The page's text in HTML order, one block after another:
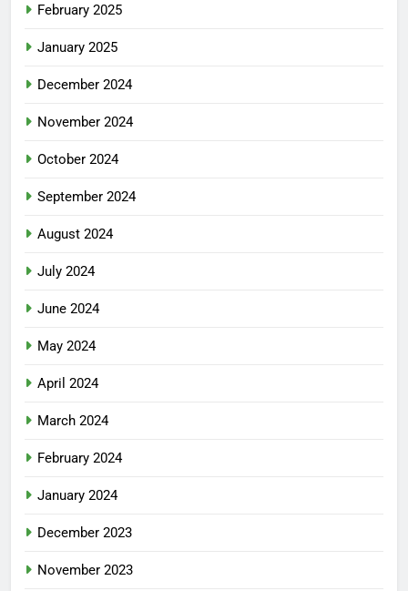
February 2025
January 2025
December 2024
November 2024
October 2024
September 2024
August 2024
July 2024
June 2024
May 2024
April 2024
March 2024
February 2024
January 2024
December 2023
November 2023